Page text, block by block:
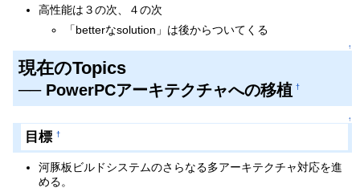
高性能は３の次、４の次
「betterなsolution」は後からついてくる
↑
現在のTopics
── PowerPCアーキテクチャへの移植 †
↑
目標 †
河豚板ビルドシステムのさらなる多アーキテクチャ対応を進
める。